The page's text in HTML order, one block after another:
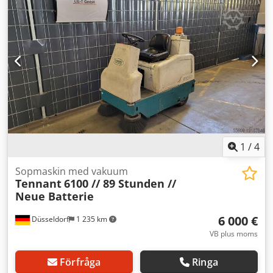
förbehålles!) Ytterligare frågor besvaras gärna per telefon.
1 /4
Düsseldorf 1 235 km
Sopmaskin med vakuum
Tennant6100 // 89 Stunden //
Neue Batterie
6 000 €
VB plus moms
Förfråga Ringa